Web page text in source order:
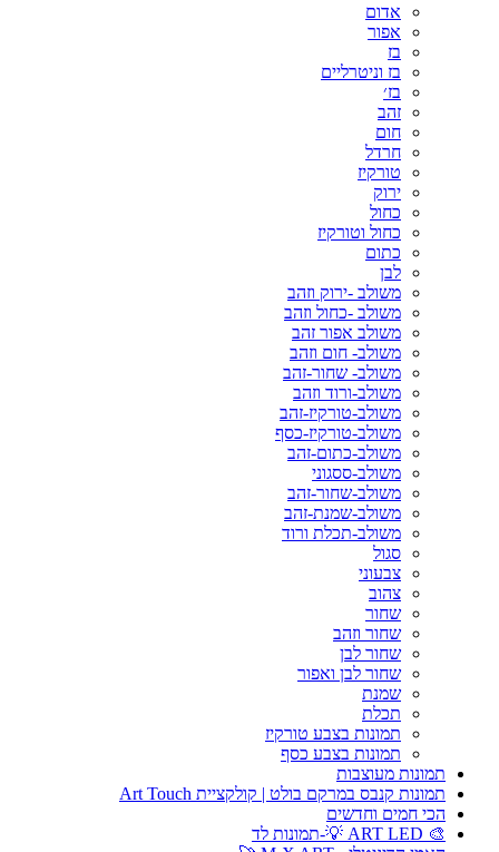
אדום
אפור
בז
בז וניטרליים
בז׳
זהב
חום
חרדל
טורקיז
ירוק
כחול
כחול וטורקיז
כתום
לבן
משולב -ירוק וזהב
משולב -כחול וזהב
משולב אפור זהב
משולב- חום וזהב
משולב- שחור-זהב
משולב-ורוד וזהב
משולב-טורקיז-זהב
משולב-טורקיז-כסף
משולב-כתום-זהב
משולב-ססגוני
משולב-שחור-זהב
משולב-שמנת-זהב
משולב-תכלת ורוד
סגול
צבעוני
צהוב
שחור
שחור וזהב
שחור לבן
שחור לבן ואפור
שמנת
תכלת
תמונות בצבע טורקיז
תמונות בצבע כסף
תמונות מעוצבות
תמונות קנבס במרקם בולט | קולקציית Art Touch
הכי חמים וחדשים
🎨 ART LED 💡-תמונות לד